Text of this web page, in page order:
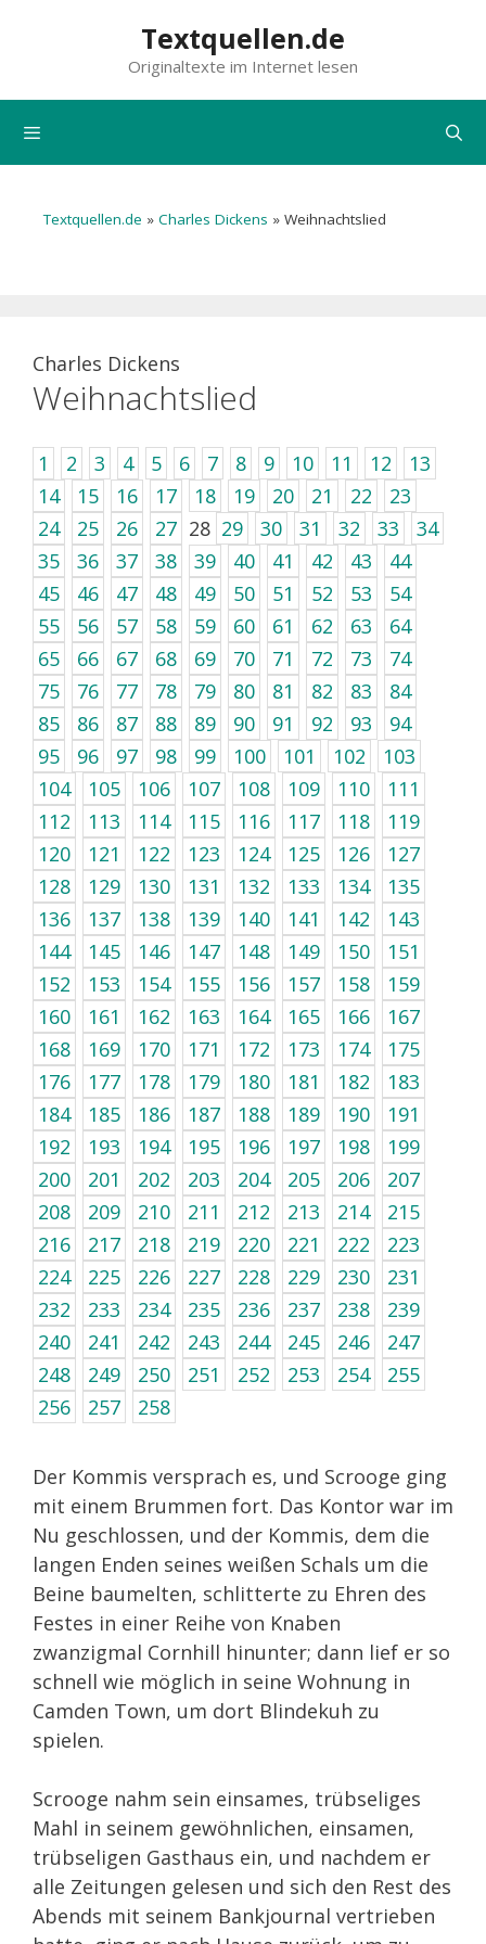
Textquellen.de
Originaltexte im Internet lesen
Textquellen.de » Charles Dickens » Weihnachtslied
Charles Dickens
Weihnachtslied
1 2 3 4 5 6 7 8 9 10 11 12
13
14
15 16 17 18 19 20 21 22
23
24
25 26 27 28 29 30 31 32 33
34
35
36 37 38 39 40 41 42 43
44
45
46 47 48 49 50 51 52 53
54
55
56 57 58 59 60 61 62 63
64
65
66 67 68 69 70 71 72 73
74
75
76 77 78 79 80 81 82 83
84
85
86 87 88 89 90 91 92 93
94
95
96 97 98 99 100 101 102
103
104
105 106 107 108 109 110
111
112
113 114 115 116 117 118
119
120
121 122 123 124 125 126
127
128
129 130 131 132 133 134
135
136
137 138 139 140 141 142
143
144
145 146 147 148 149 150
151
152
153 154 155 156 157 158
159
160
161 162 163 164 165 166
167
168
169 170 171 172 173 174
175
176
177 178 179 180 181 182
183
184
185 186 187 188 189 190
191
192
193 194 195 196 197 198
199
200
201 202 203 204 205 206
207
208
209 210 211 212 213 214
215
216
217 218 219 220 221 222
223
224
225 226 227 228 229 230
231
232
233 234 235 236 237 238
239
240
241 242 243 244 245 246
247
248
249 250 251 252 253 254
255
256
257 258
Der Kommis versprach es, und Scrooge ging
mit einem Brummen fort. Das Kontor war im
Nu geschlossen, und der Kommis, dem die
langen Enden seines weißen Schals um die
Beine baumelten, schlitterte zu Ehren des
Festes in einer Reihe von Knaben
zwanzigmal Cornhill hinunter; dann lief er so
schnell wie möglich in seine Wohnung in
Camden Town, um dort Blindekuh zu
spielen.
Scrooge nahm sein einsames, trübseliges
Mahl in seinem gewöhnlichen, einsamen,
trübseligen Gasthaus ein, und nachdem er
alle Zeitungen gelesen und sich den Rest des
Abends mit seinem Bankjournal vertrieben